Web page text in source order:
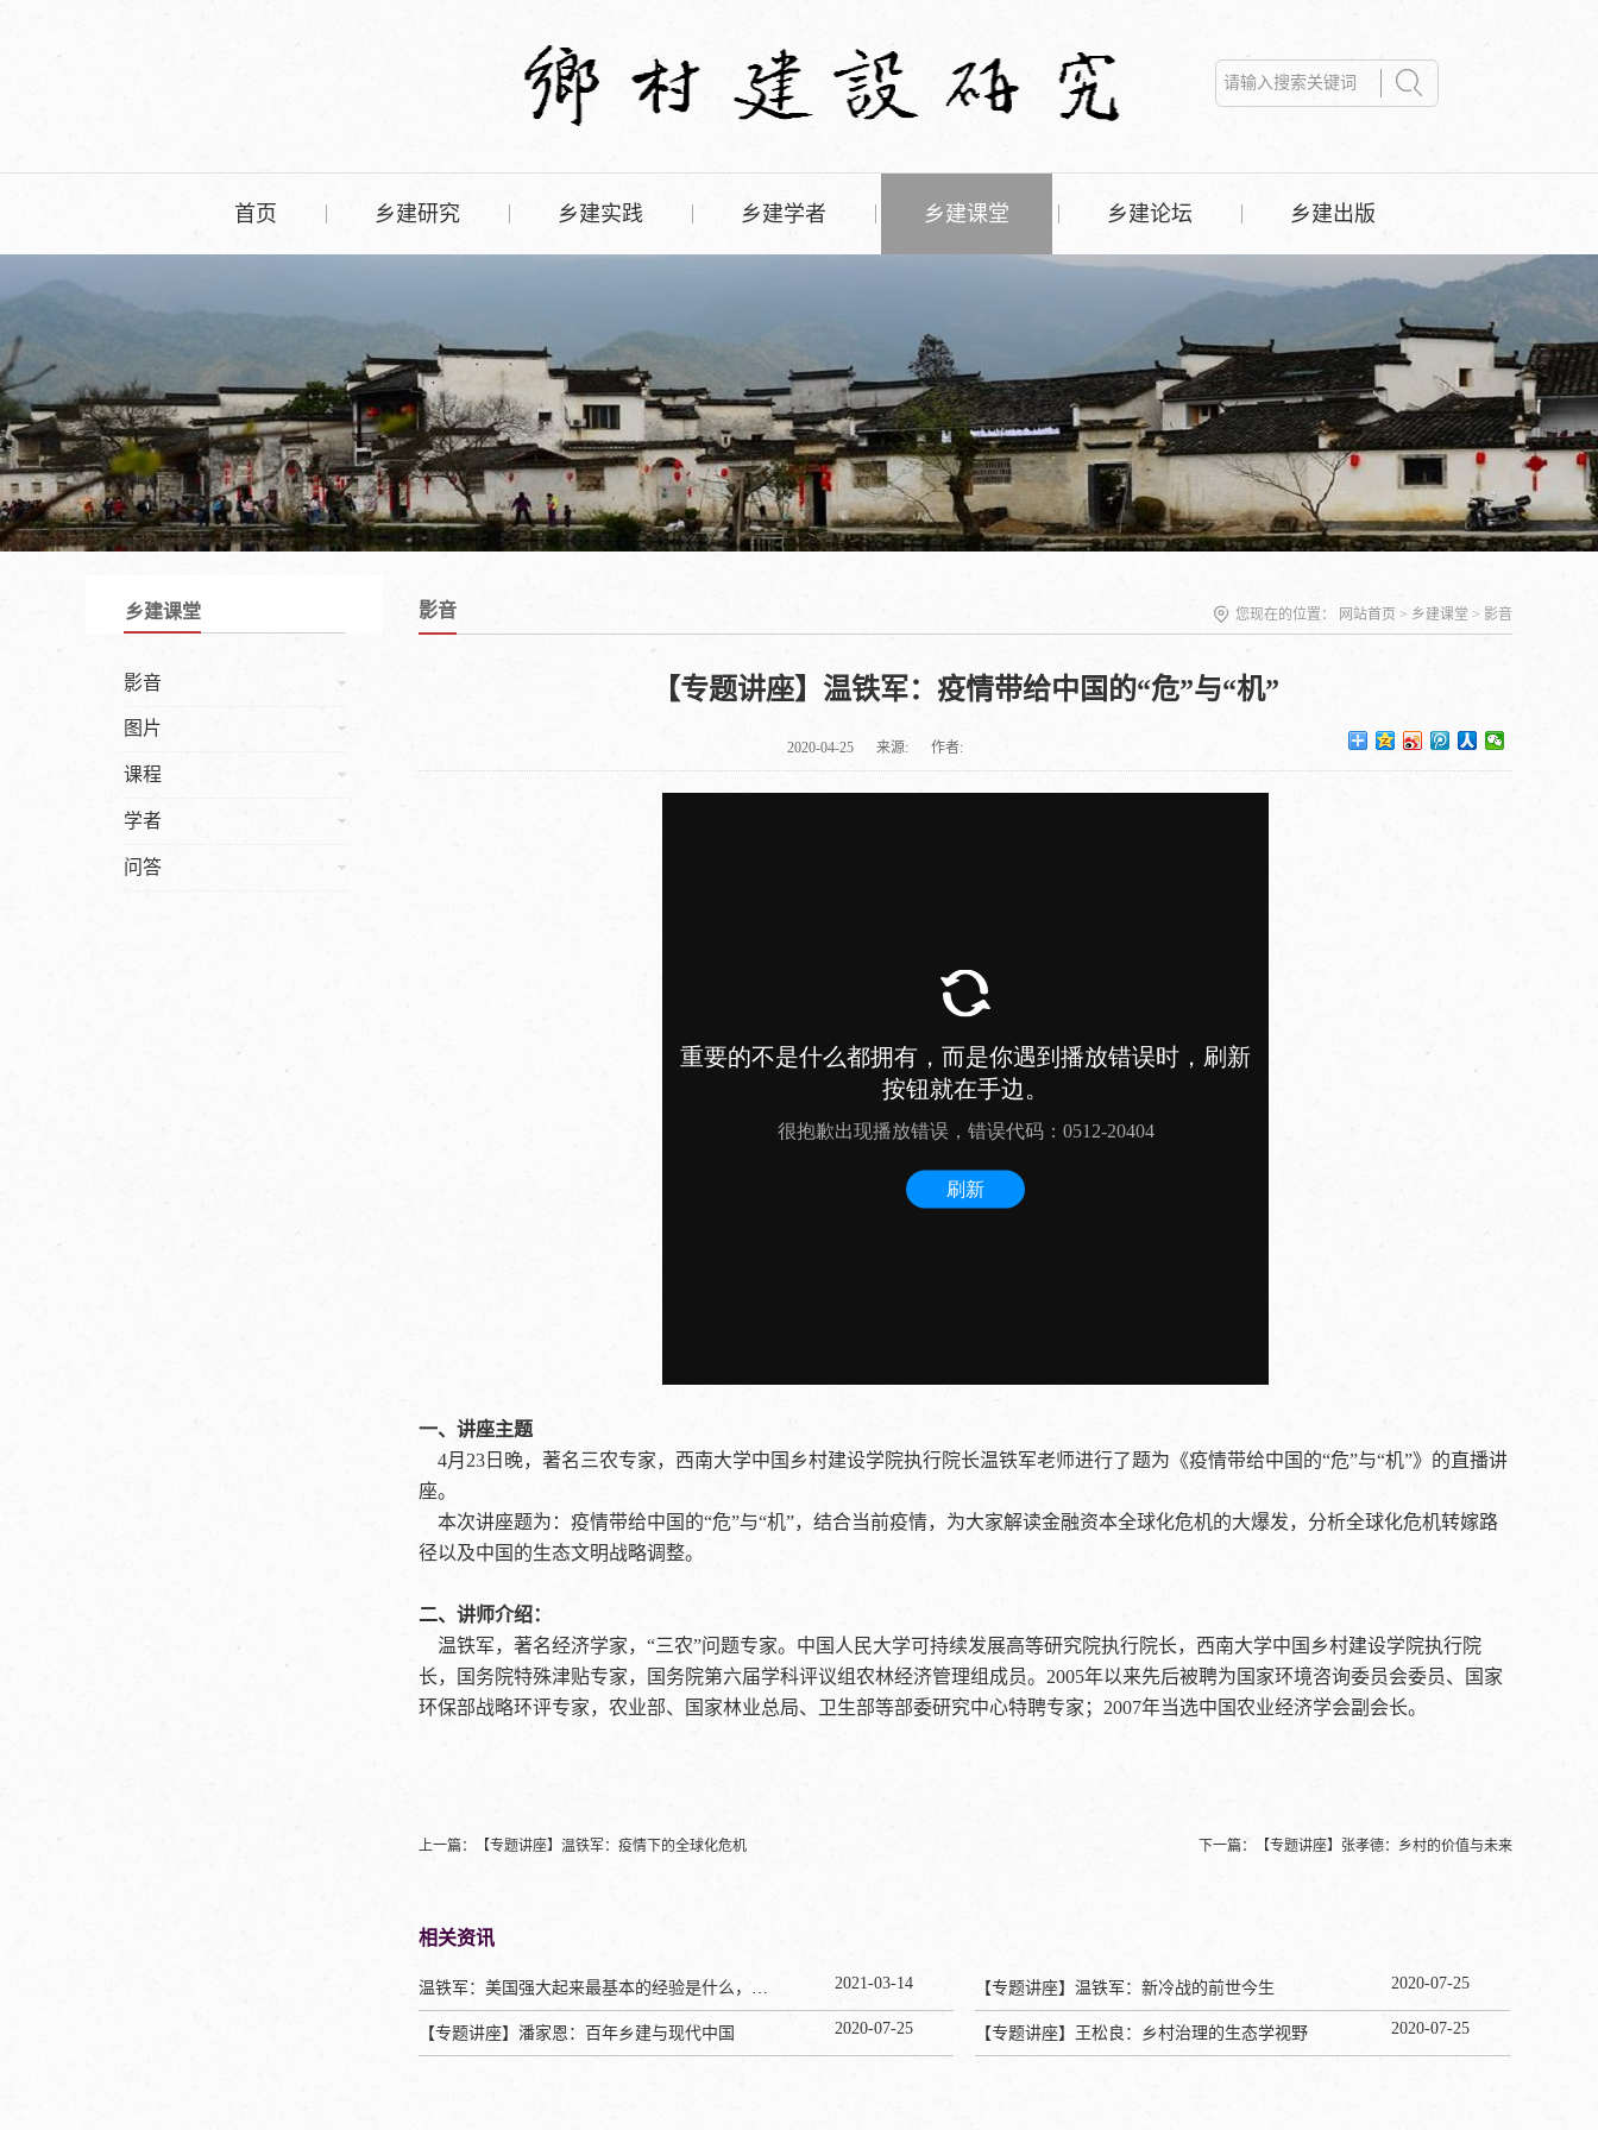
首页 乡建研究 乡建实践 乡建学者 乡建课堂 乡建论坛 乡建出版
乡建课堂
课程
学者
问答
影音
图片
影音 您现在的位置： 网站首页 > 乡建课堂 > 影音
【专题讲座】温铁军：疫情带给中国的“危”与“机”
2020-04-25 来源: 作者:
一、讲座主题
4月23日晚，著名三农专家，西南大学中国乡村建设学院执行院长温铁军老师进行了题为《疫情带给中国的“危”与“机”》的直播讲
座。
本次讲座题为：疫情带给中国的“危”与“机”，结合当前疫情，为大家解读金融资本全球化危机的大爆发，分析全球化危机转嫁路
径以及中国的生态文明战略调整。
二、讲师介绍：
温铁军，著名经济学家，“三农”问题专家。中国人民大学可持续发展高等研究院执行院长，西南大学中国乡村建设学院执行院
长，国务院特殊津贴专家，国务院第六届学科评议组农林经济管理组成员。2005年以来先后被聘为国家环境咨询委员会委员、国家
环保部战略环评专家，农业部、国家林业总局、卫生部等部委研究中心特聘专家；2007年当选中国农业经济学会副会长。
上一篇： 【专题讲座】温铁军：疫情下的全球化危机 下一篇： 【专题讲座】张孝德：乡村的价值与未来
相关资讯
温铁军：美国强大起来最基本的经验是什么，为啥日本把甲午赔款1/3用来干这个？ 2021-03-14 【专题讲座】温铁军：新冷战的前世今生 2020-07-25
【专题讲座】潘家恩：百年乡建与现代中国 2020-07-25 【专题讲座】王松良：乡村治理的生态学视野 2020-07-25